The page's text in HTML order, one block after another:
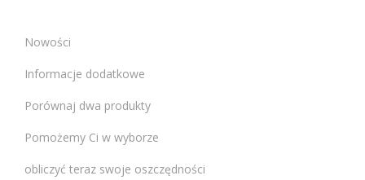
Nowości
Informacje dodatkowe
Porównaj dwa produkty
Pomożemy Ci w wyborze
obliczyć teraz swoje oszczędności